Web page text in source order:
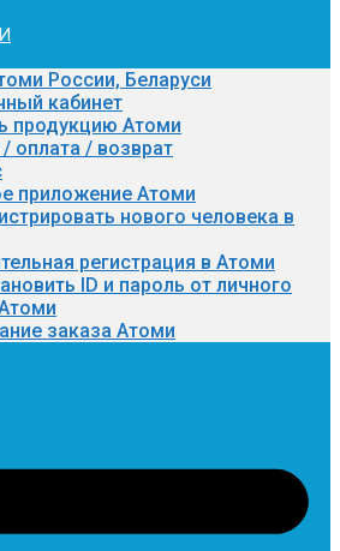
России, Беларуси
кабинет
продукцию Атоми
оплата / возврат
приложение Атоми
нового человека в
регистрация в Атоми
ID и пароль от личного
заказа Атоми